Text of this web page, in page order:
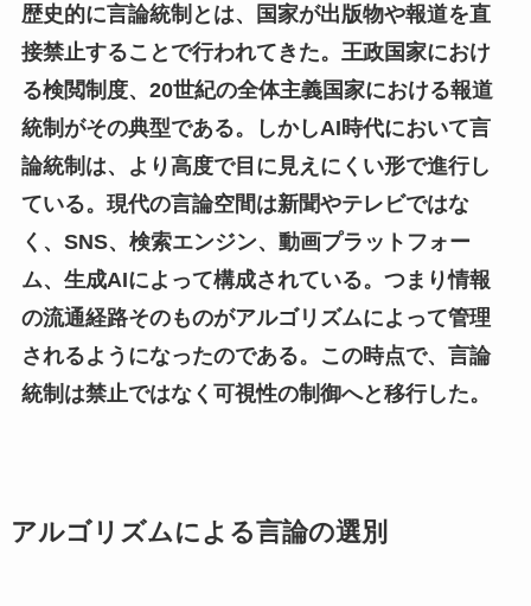
歴史的に言論統制とは、国家が出版物や報道を直
接禁止することで行われてきた。王政国家におけ
る検閲制度、20世紀の全体主義国家における報道
統制がその典型である。しかしAI時代において言
論統制は、より高度で目に見えにくい形で進行し
ている。現代の言論空間は新聞やテレビではな
く、SNS、検索エンジン、動画プラットフォー
ム、生成AIによって構成されている。つまり情報
の流通経路そのものがアルゴリズムによって管理
されるようになったのである。この時点で、言論
統制は禁止ではなく可視性の制御へと移行した。
アルゴリズムによる言論の選別